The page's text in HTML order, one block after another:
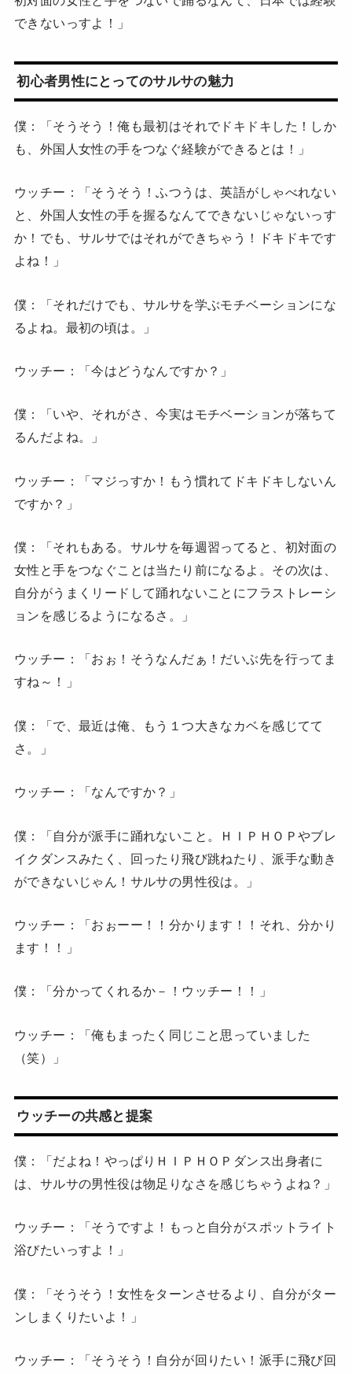
できないっすよ！」
初心者男性にとってのサルサの魅力
僕：「そうそう！俺も最初はそれでドキドキした！しか
も、外国人女性の手をつなぐ経験ができるとは！」
ウッチー：「そうそう！ふつうは、英語がしゃべれない
と、外国人女性の手を握るなんてできないじゃないっす
か！でも、サルサではそれができちゃう！ドキドキです
よね！」
僕：「それだけでも、サルサを学ぶモチベーションにな
るよね。最初の頃は。」
ウッチー：「今はどうなんですか？」
僕：「いや、それがさ、今実はモチベーションが落ちて
るんだよね。」
ウッチー：「マジっすか！もう慣れてドキドキしないん
ですか？」
僕：「それもある。サルサを毎週習ってると、初対面の
女性と手をつなぐことは当たり前になるよ。その次は、
自分がうまくリードして踊れないことにフラストレーシ
ョンを感じるようになるさ。」
ウッチー：「おぉ！そうなんだぁ！だいぶ先を行ってま
すね～！」
僕：「で、最近は俺、もう１つ大きなカベを感じてて
さ。」
ウッチー：「なんですか？」
僕：「自分が派手に踊れないこと。ＨＩＰＨＯＰやブレ
イクダンスみたく、回ったり飛び跳ねたり、派手な動き
ができないじゃん！サルサの男性役は。」
ウッチー：「おぉーー！！分かります！！それ、分かり
ます！！」
僕：「分かってくれるか－！ウッチー！！」
ウッチー：「俺もまったく同じこと思っていました
（笑）」
ウッチーの共感と提案
僕：「だよね！やっぱりＨＩＰＨＯＰダンス出身者に
は、サルサの男性役は物足りなさを感じちゃうよね？」
ウッチー：「そうですよ！もっと自分がスポットライト
浴びたいっすよ！」
僕：「そうそう！女性をターンさせるより、自分がター
ンしまくりたいよ！」
ウッチー：「そうそう！自分が回りたい！派手に飛び回